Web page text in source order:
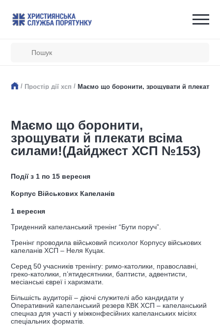
/ Простір дії хсп / Маємо що боронити, зрощувати й плекати
Маємо що боронити,
зрощувати й плекати всіма
силами!(Дайджест ХСП №153)
Події з 1 по 15 вересня
Корпус Військових Капеланів
1 вересня
Триденний капеланський тренінг “Бути поруч”.
Тренінг проводила військовий психолог Корпусу військових
капеланів ХСП – Неля Куцак.
Серед 50 учасників тренінгу: римо-католики, православні,
греко-католики, п’ятидесятники, баптисти, адвентисти,
месіанські євреї і харизмати.
Більшість аудиторії – діючі служителі або кандидати у
Оперативний капеланський резерв КВК ХСП – капеланський
спецназ для участі у міжконфесійних капеланських місіях
спеціальних форматів.